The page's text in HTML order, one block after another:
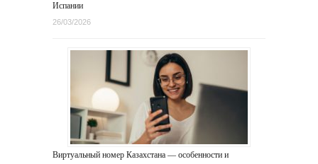
Испании
26/03/2026
Виртуальный номер Казахстана — особенности и